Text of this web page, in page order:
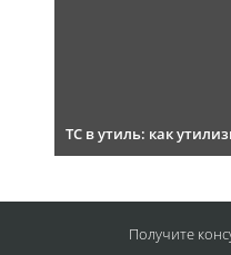
ТС в утиль: как
Получите